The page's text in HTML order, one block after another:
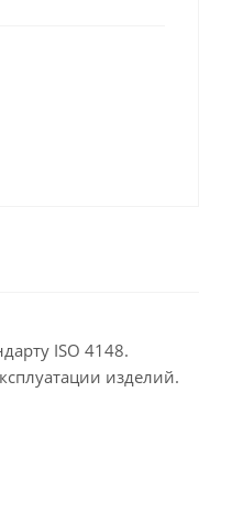
ISO 4148.
изделий.